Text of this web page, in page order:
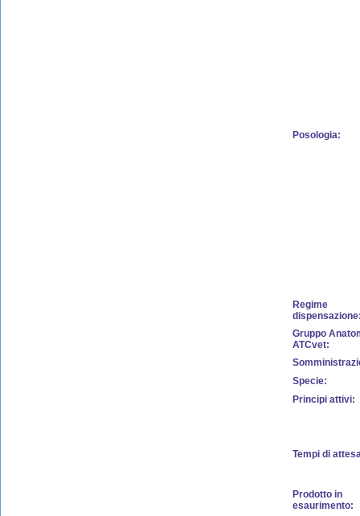
Posologia:
Regime
Gruppo
ATCvet:
Specie:
Principi attivi:
Tempi di
Prodotto in
esaurimento: